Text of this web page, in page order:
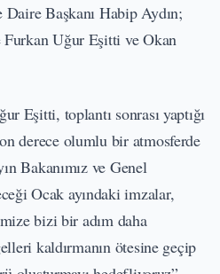
Daire Başkanı Habip Aydın;
Furkan Uğur Eşitti ve Okan
Eşitti, toplantı sonrası yaptığı
derece olumlu bir atmosferde
Bakanımız ve Genel
Ocak ayındaki imzalar,
bizi bir adım daha
kaldırmanın ötesine geçip